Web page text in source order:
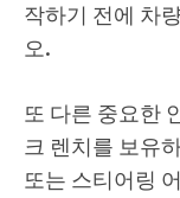
작하기 전에 차
오.
또 다른 중요한
크 렌치를 보유
또는 스티어링